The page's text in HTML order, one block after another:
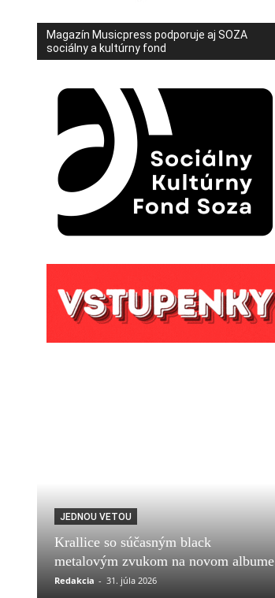
Magazín Musicpress podporuje aj SOZA
sociálny a kultúrny fond
JEDNOU VETOU
Krallice so súčasným black
metalovým zvukom na novom albume
Redakcia - 31. júla 2026